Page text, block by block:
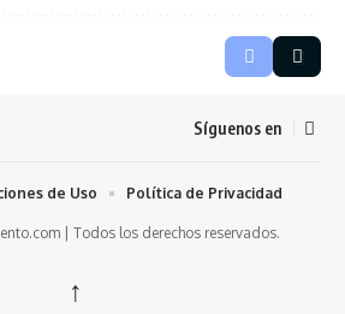
Síguenos en
| Todos los derechos reservados.
de Uso Política de Privacidad
↑